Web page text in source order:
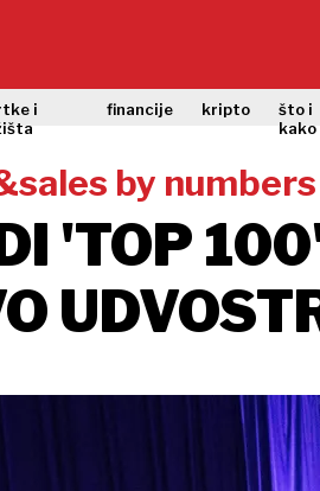
i
financije kripto
što i
kako
by numbers
'TOP